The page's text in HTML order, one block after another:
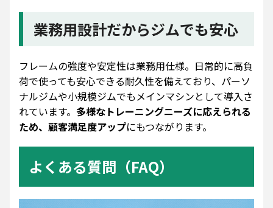
業務用設計だからジムでも安心
フレームの強度や安定性は業務用仕様。日常的に高負
荷で使っても安心できる耐久性を備えており、パーソ
ナルジムや小規模ジムでもメインマシンとして導入さ
れています。 多様なトレーニングニーズに応えられる
ため、顧客満足度アップにもつながります。
よくある質問（FAQ）